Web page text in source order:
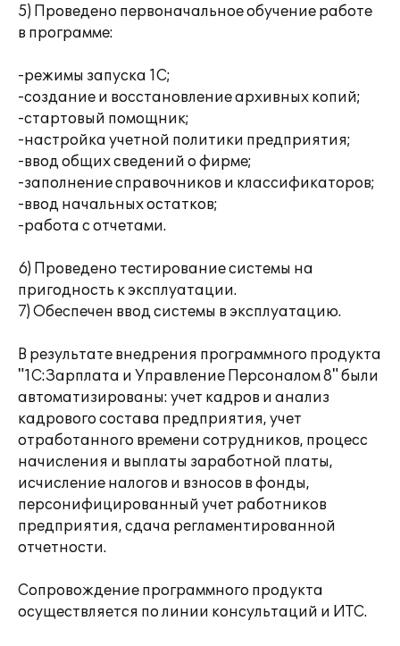
5) Проведено первоначальное обучение работе
в программе:
-режимы запуска 1С;
-создание и восстановление архивных копий;
-стартовый помощник;
-настройка учетной политики предприятия;
-ввод общих сведений о фирме;
-заполнение справочников и классификаторов;
-ввод начальных остатков;
-работа с отчетами.
6) Проведено тестирование системы на
пригодность к эксплуатации.
7) Обеспечен ввод системы в эксплуатацию.
В результате внедрения программного продукта
"1С:Зарплата и Управление Персоналом 8" были
автоматизированы: учет кадров и анализ
кадрового состава предприятия, учет
отработанного времени сотрудников, процесс
начисления и выплаты заработной платы,
исчисление налогов и взносов в фонды,
персонифицированный учет работников
предприятия, сдача регламентированной
отчетности.
Сопровождение программного продукта
осуществляется по линии консультаций и ИТС.